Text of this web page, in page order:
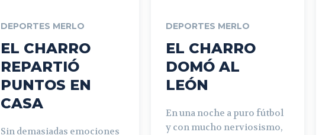
DEPORTES MERLO
EL CHARRO
REPARTIÓ
PUNTOS EN
CASA
Sin demasiadas emociones
DEPORTES MERLO
EL CHARRO
DOMÓ AL
LEÓN
En una noche a puro fútbol
y con mucho nerviosismo,